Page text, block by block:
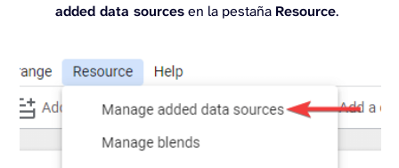
added data sourcesen la pestaña Resource.